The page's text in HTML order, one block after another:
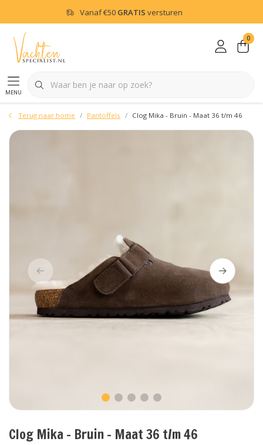
Vanaf€50 GRATIS versturen
menu
0
Terug naar home Pantoffels Clog Mika - Bruin - Maat 36 t/m 46
Clog Mika - Bruin - Maat 36 t/m 46